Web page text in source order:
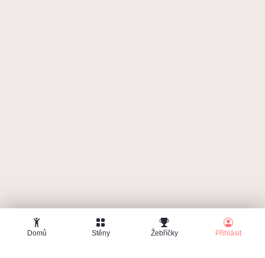
Domů Stěny Žebříčky Přihlásit